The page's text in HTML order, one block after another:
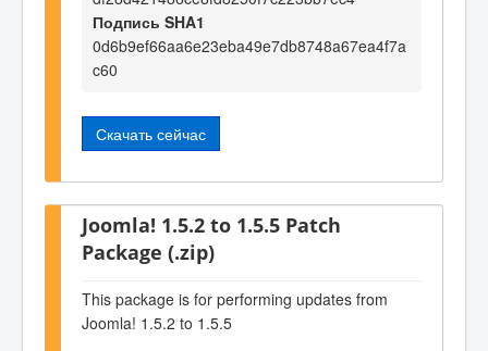
Подпись SHA1
0d6b9ef66aa6e23eba49e7db8748a67ea4f7a
c60
Скачать сейчас
Joomla! 1.5.2 to 1.5.5 Patch
Package (.zip)
This package is for performing updates from
Joomla! 1.5.2 to 1.5.5